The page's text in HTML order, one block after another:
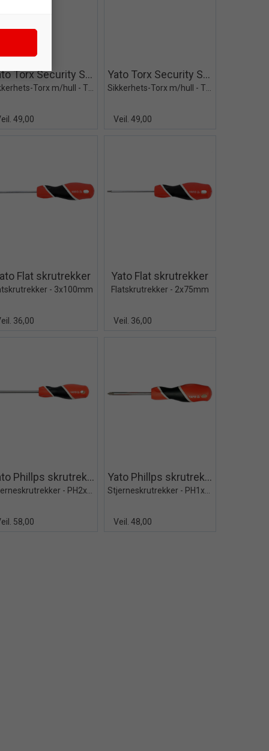
Yato Torx Security Skrutrekker
Sikkerhets-Torx m/hull - T20x100mm
49,00
Yato Torx Security Skrutrekker
Sikkerhets-Torx m/hull - T15x100mm
Veil. 49,00
Flat skrutrekker
- 3x100mm
36,00
Yato Flat skrutrekker
Flatskrutrekker - 2x75mm
Veil. 36,00
Yato Phillps skrutrekker
Stjerneskrutrekker - PH2x100mm
58,00
Yato Phillps skrutrekker
Stjerneskrutrekker - PH1x100mm
Veil. 48,00